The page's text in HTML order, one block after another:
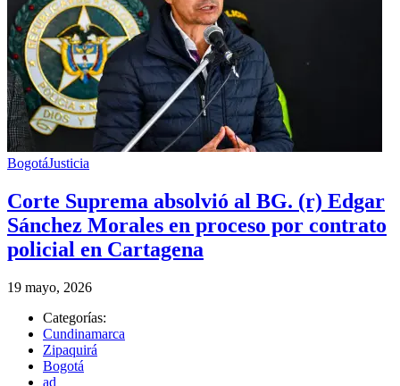
BogotáJusticia
Corte Suprema absolvió al BG. (r) Edgar
Sánchez Morales en proceso por contrato
policial en Cartagena
19 mayo, 2026
Categorías:
Cundinamarca
Zipaquirá
Bogotá
ad